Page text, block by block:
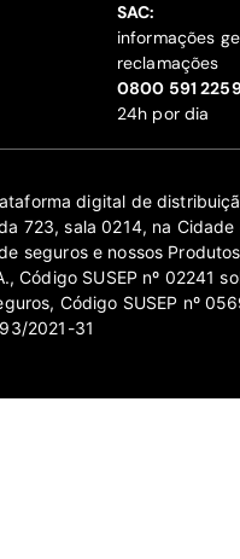
SAC:
informações
reclamações
‍0800 591
24h por dia
digital de
723, sala 0214, na Cidade
seguros e nossos
Código SUSEP nº 02241
Código SUSEP nº
2021-31